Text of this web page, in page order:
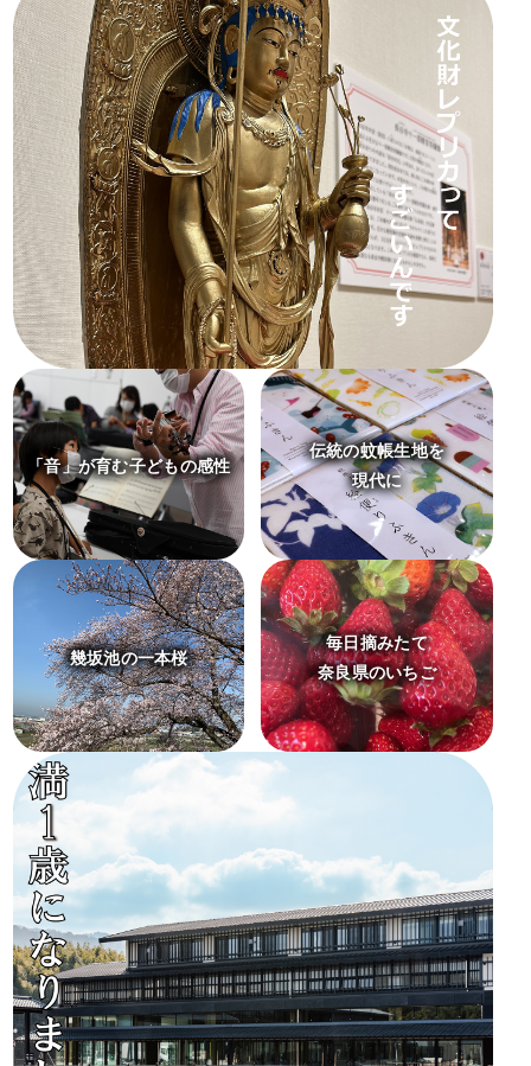
「音」が育む子どもの感性
伝統の蚊帳生地を
現代に
幾坂池の一本桜
毎日摘みたて
奈良県のいちご